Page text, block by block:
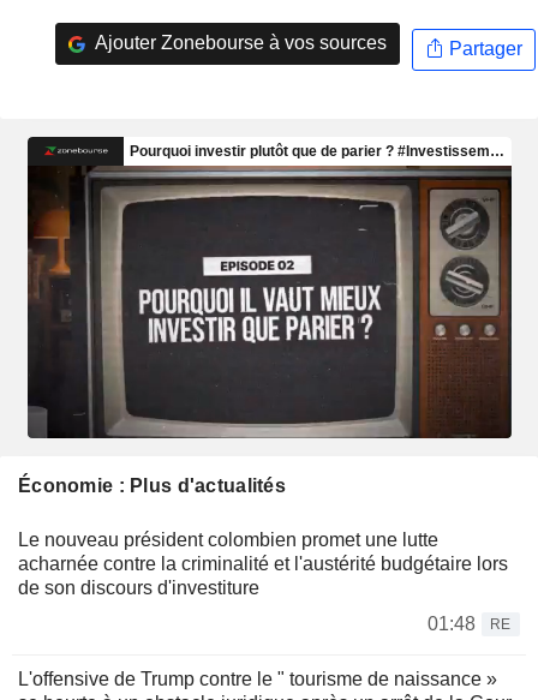
Ajouter Zonebourse à vos sources Partager
Économie : Plus d'actualités
Le nouveau président colombien promet une lutte
acharnée contre la criminalité et l'austérité budgétaire lors
de son discours d'investiture
01:48
RE
L'offensive de Trump contre le " tourisme de naissance »